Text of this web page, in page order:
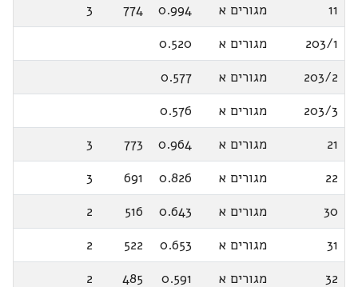
11
מגורים א 0.994
774
3
203/1
מגורים א
0.520
203/2
מגורים א
0.577
203/3
מגורים א
0.576
21
מגורים א 0.964
773
3
22
מגורים א 0.826
691
3
30
מגורים א 0.643
516
2
31
מגורים א 0.653
522
2
32
מגורים א 0.591
485
2